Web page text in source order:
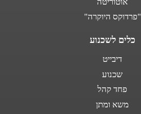
"פרדוקס היוקרה"
כלים לשכנוע
דיבייט
שכנוע
פחד קהל
משא ומתן